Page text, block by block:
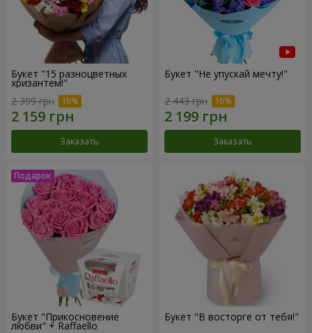
Букет "15 разноцветных
хризантем!"
2 399 грн
Заказать
Букет "Не упускай мечту!"
2 443 грн
Заказать
Букет "Прикосновение
любви" + Raffaello
Букет "В восторге от тебя!"